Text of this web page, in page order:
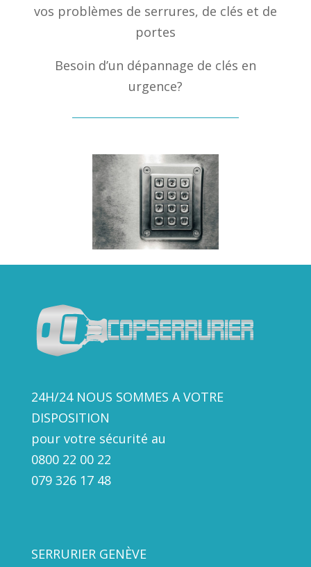
vos problèmes de serrures, de clés et de
portes
Besoin d’un dépannage de clés en
urgence?
24H/24 NOUS SOMMES A VOTRE
DISPOSITION
pour votre sécurité au
0800 22 00 22
079 326 1748
SERRURIER GENÈVE